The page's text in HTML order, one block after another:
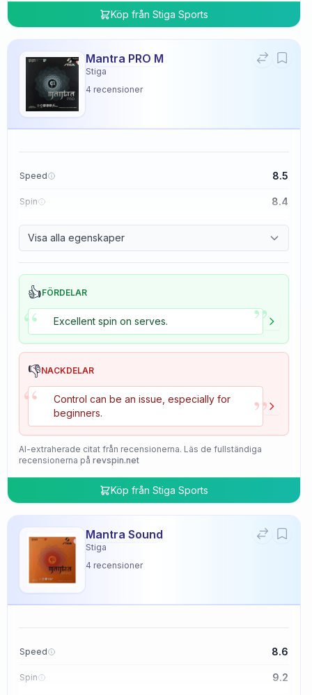
Köp från Stiga Sports
Mantra PRO M
Stiga
4 recensioner
Speed 8.5
Spin 8.4
Visa alla egenskaper
👍FÖRDELAR
“ Excellent spin on serves. ”
👎NACKDELAR
“
Control can be an issue, especially for
beginners.
”
AI-extraherade citat från recensionerna. Läs de fullständiga
recensionerna på revspin.net
Köp från Stiga Sports
Mantra Sound
Stiga
4 recensioner
Speed 8.6
Spin 9.2